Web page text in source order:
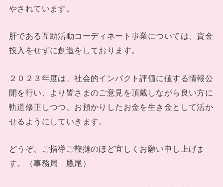
やされています。
肝である互助活動コーディネート事業については、資金
投入をせずに創造をしております。
２０２３年度は、社会的インパクト評価に値する情報公
開を行い、より皆さまのご意見を頂戴しながら良い方に
軌道修正しつつ、お預かりしたお金を生き金として活か
せるようにしていきます。
どうぞ、ご指導ご鞭撻のほど宜しくお願い申し上げま
す。（事務局 鷹尾）